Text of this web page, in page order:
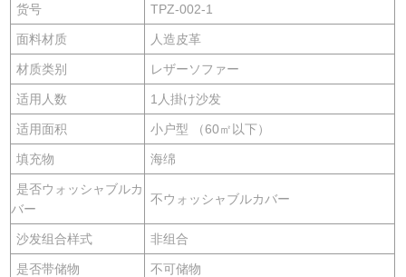
货号 TPZ-002-1
面料材质 人造皮革
材质类别 レザーソファー
适用人数 1人掛け沙发
适用面积 小户型 （60㎡以下）
填充物 海绵
是否ウォッシャブルカ
バー
不ウォッシャブルカバー
沙发组合样式 非组合
是否带储物 不可储物